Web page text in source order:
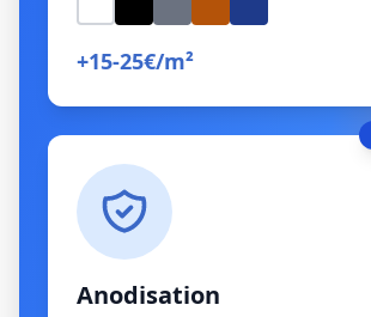
+15-25€/m²
Anodisation